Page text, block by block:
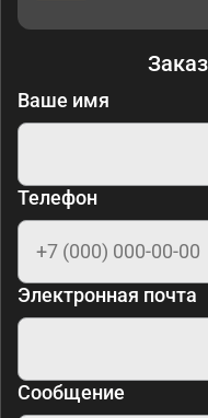
Ваше имя
Телефон
Электронная почта
Сообщение